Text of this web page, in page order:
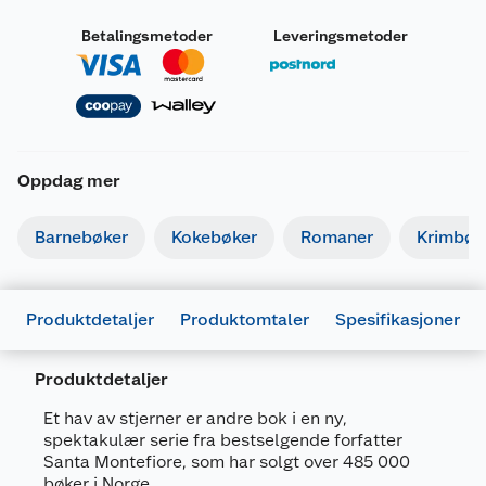
Betalingsmetoder Leveringsmetoder
Oppdag mer
Barnebøker Kokebøker Romaner
Produktdetaljer Produktomtaler Spesifikasjoner
Produktdetaljer
Et hav av stjerner er andre bok i en ny,
spektakulær serie fra bestselgende forfatter
Santa Montefiore, som har solgt over 485 000
Generelt